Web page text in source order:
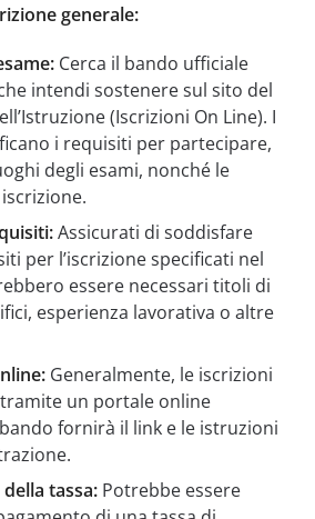
generale:
Cerca il bando ufficiale
intendi sostenere sul sito del
(Iscrizioni On Line). I
i requisiti per partecipare,
degli esami, nonché le
Assicurati di soddisfare
per l’iscrizione specificati nel
essere necessari titoli di
esperienza lavorativa o altre
Generalmente, le iscrizioni
un portale online
fornirà il link e le istruzioni
tassa: Potrebbe essere